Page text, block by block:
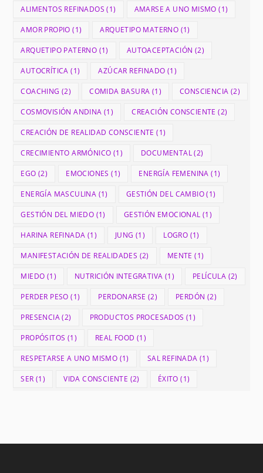
ALIMENTOS REFINADOS (1) AMARSE A UNO MISMO (1)
AMOR PROPIO (1) ARQUETIPO MATERNO (1)
ARQUETIPO PATERNO (1) AUTOACEPTACIÓN (2)
AUTOCRÍTICA (1) AZÚCAR REFINADO (1)
COACHING (2) COMIDA BASURA (1) CONSCIENCIA (2)
COSMOVISIÓN ANDINA (1) CREACIÓN CONSCIENTE (2)
CREACIÓN DE REALIDAD CONSCIENTE (1)
CRECIMIENTO ARMÓNICO (1) DOCUMENTAL(2)
EGO (2) EMOCIONES (1) ENERGÍA FEMENINA (1)
ENERGÍA MASCULINA (1) GESTIÓN DEL CAMBIO(1)
GESTIÓN DEL MIEDO (1) GESTIÓN EMOCIONAL (1)
HARINA REFINADA (1) JUNG (1) LOGRO (1)
MANIFESTACIÓN DE REALIDADES (2) MENTE (1)
MIEDO (1) NUTRICIÓN INTEGRATIVA (1) PELÍCULA (2)
PERDER PESO (1) PERDONARSE (2) PERDÓN (2)
PRESENCIA(2) PRODUCTOS PROCESADOS (1)
PROPÓSITOS (1) REAL FOOD (1)
RESPETARSE A UNO MISMO (1) SAL REFINADA (1)
SER (1) VIDA CONSCIENTE (2) ÉXITO (1)